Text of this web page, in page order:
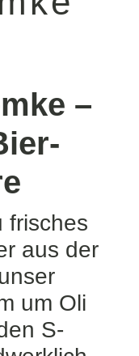
–
frisches
aus der
um Oli
S-